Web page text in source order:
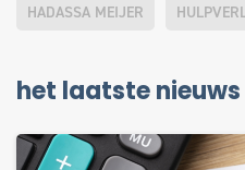
HADASSA MEIJER
het laatste